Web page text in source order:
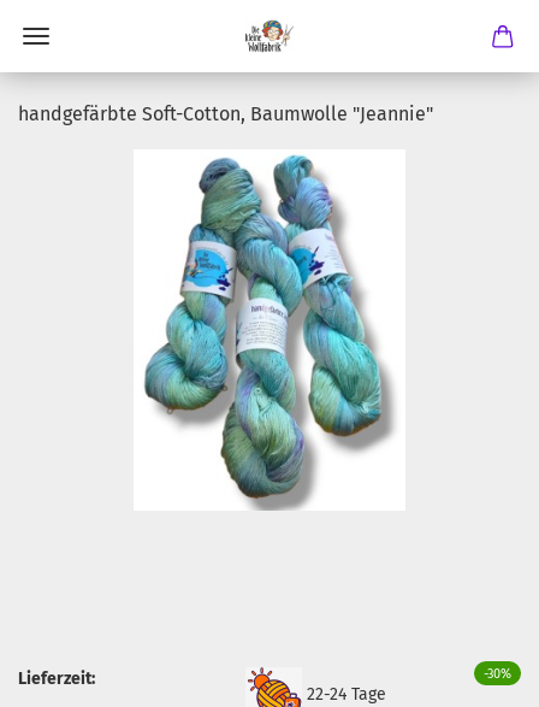
handgefärbte Soft-Cotton, Baumwolle "Jeannie"
-30%
Lieferzeit:
22-24 Tage